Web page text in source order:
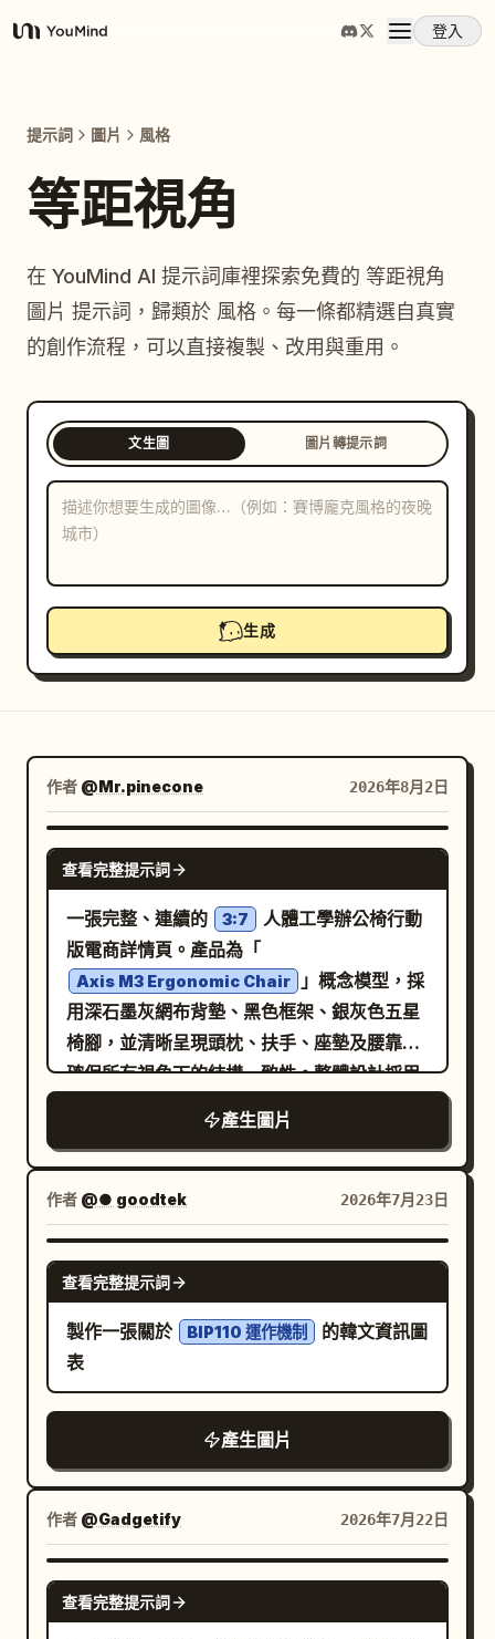
YouMind
登入
提示詞
下載
部落格
提示詞 圖片 風格
等距視角
在 YouMind AI 提示詞庫裡探索免費的 等距視角
圖片 提示詞，歸類於 風格。每一條都精選自真實
的創作流程，可以直接複製、改用與重用。
文生圖 圖片轉提示詞
生成
作者 @Mr.pinecone 2026年8月2日
NANO BANANA PRO
查看完整提示詞
一張完整、連續的 3:7
人體工學辦公椅行動
版電商詳情頁。產品為「
Axis M3 Ergonomic Chair
」概念模型，採
用深石墨灰網布背墊、黑色框架、銀灰色五星
椅腳，並清晰呈現頭枕、扶手、座墊及腰靠，
確保所有視角下的結構一致性。整體設計採用
垂直網格系統，結合建築藍圖與現代辦公空間
紙白色、石墨灰、鋼鐵藍及細緻的橙色 進行標
註，搭配清晰的窄版無襯線字體與等寬參數字
體。首屏展示產品 3/4 視角以確立產品形象；
隨後展示正面、側面、背面及俯視等輔助視
角；透過人物坐姿與辦公桌的比例關係呈現尺
寸感，但不暗示具體的適用身高範圍；以輪廓
線標註頭枕、背墊、扶手、座墊、腰靠及椅
暫休息場景；證據區僅顯示使用者提供的結構
描述與來源，缺失項目標記為「待確認資
訊」；參數區包含完整的椅子尺寸、座高範
圍、承重能力、材質及調整項目，未知數值不
進行臆測；包裝區展示椅身、已確認配件、安
裝說明及保養資訊，缺失配件標記為「待確認
資訊」；最後以已確認結構摘要及「查看尺寸
產生圖片
作者 @● goodtek 2026年7月23日
GPT IMAGE 2
查看完整提示詞
製作一張關於 BIP110 運作機制
的韓文資訊圖
表
產生圖片
作者 @Gadgetify 2026年7月22日
NANO BANANA PRO
查看完整提示詞